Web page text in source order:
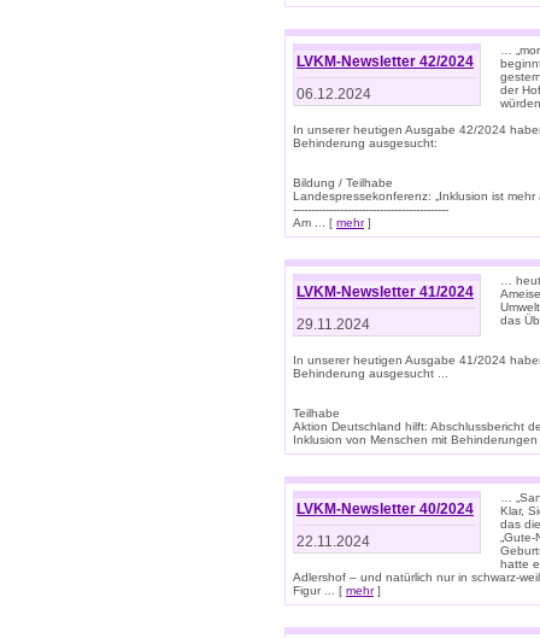
LVKM-Newsletter 42/2024
06.12.2024
…
der
In unserer heutigen Ausgabe 42/2024
Behinderung ausgesucht:
Bildung / Teilhabe
Landespressekonferenz: „Inklusion ist mehr
-------------------------------------------
Am ... [ mehr]
LVKM-Newsletter 41/2024
29.11.2024
…
das
In unserer heutigen Ausgabe 41/2024
Behinderung ausgesucht ...
Teilhabe
Aktion Deutschland hilft: Abschlussbericht
Inklusion von Menschen mit
LVKM-Newsletter 40/2024
22.11.2024
…
Klar,
das
hatte
Adlershof – und natürlich nur in schwarz-
Figur ... [ mehr]